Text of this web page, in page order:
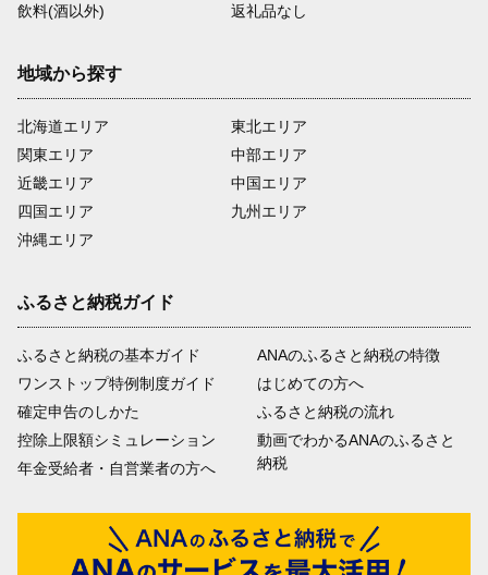
飲料(酒以外)
返礼品なし
地域から探す
北海道エリア
関東エリア
近畿エリア
四国エリア
沖縄エリア
東北エリア
中部エリア
中国エリア
九州エリア
ふるさと納税ガイド
ふるさと納税の基本ガイド
ワンストップ特例制度ガイド
確定申告のしかた
控除上限額シミュレーション
年金受給者・自営業者の方へ
ANAのふるさと納税の特徴
はじめての方へ
ふるさと納税の流れ
動画でわかるANAのふるさと
納税